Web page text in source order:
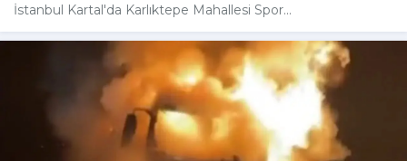
İstanbul Kartal'da Karlıktepe Mahallesi Spor...